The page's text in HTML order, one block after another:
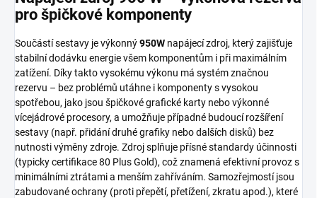
pro špičkové komponenty
Součástí sestavy je výkonný950W napájecí zdroj, který zajišťuje
stabilní dodávku energie všem komponentům i při maximálním
zatížení. Díky takto vysokému výkonu má systém značnou
rezervu – bez problémů utáhne i komponenty s vysokou
spotřebou, jako jsou špičkové grafické karty nebo výkonné
vícejádrové procesory, a umožňuje případné budoucí rozšíření
sestavy (např. přidání druhé grafiky nebo dalších disků) bez
nutnosti výměny zdroje. Zdroj splňuje přísné standardy účinnosti
(typicky certifikace 80 Plus Gold), což znamená efektivní provoz s
minimálními ztrátami a menším zahříváním. Samozřejmostí jsou
zabudované ochrany (proti přepětí, přetížení, zkratu apod.), které